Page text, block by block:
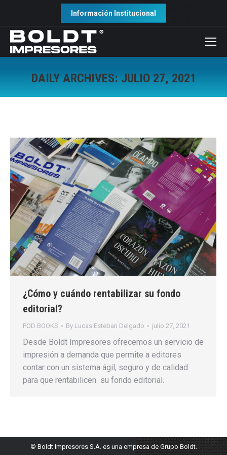
Información Institucional
DAILY ARCHIVES: JULIO 27, 2021
¿Cómo y cuándo rentabilizar su fondo
editorial?
POD BOOKS By Lucas Esteban Delgado julio 27, 2021
Desde Boldt Impresores ofrecemos un servicio de
impresión a demanda que permite a editores
contar con un sistema ágil, seguro y de calidad
para que rentabilicen su fondo editorial.
© Boldt Impresores S.A. es una empresa de Grupo Boldt.